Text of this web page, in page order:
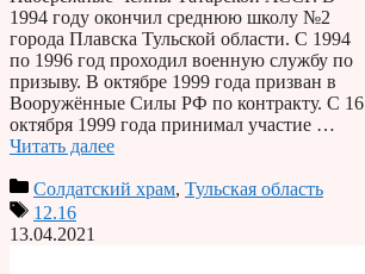
1994 году окончил среднюю школу №2
города Плавска Тульской области. С 1994
по 1996 год проходил военную службу по
призыву. В октябре 1999 года призван в
Вооружённые Силы РФ по контракту. С 16
октября 1999 года принимал участие …
Читать далее
Солдатский храм, Тульская область
12.16
13.04.2021